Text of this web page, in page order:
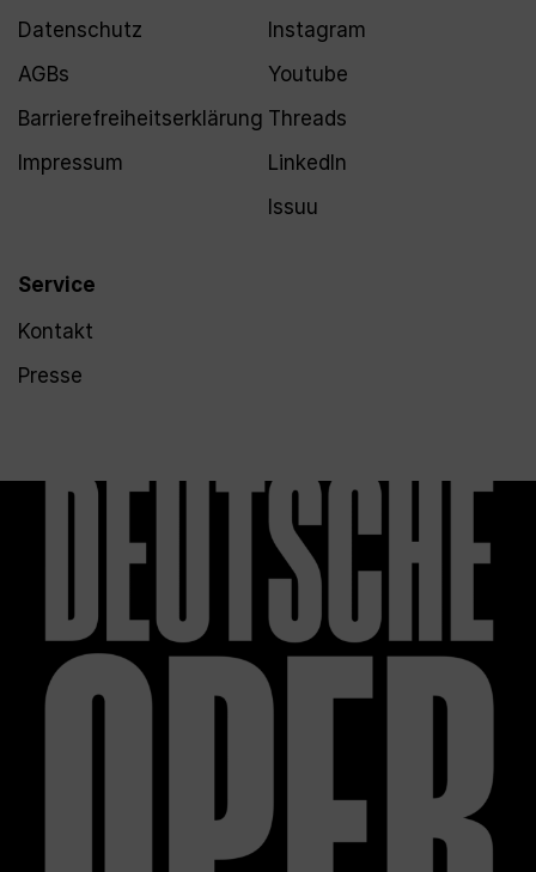
Datenschutz
AGBs
Barrierefreiheitserklärung
Impressum
Service
Kontakt
Presse
Instagram
Youtube
Threads
LinkedIn
Issuu